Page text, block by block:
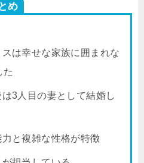
め
スは幸せな家族に囲まれな
た
3人目の妻として結婚し
と複雑な性格が特徴